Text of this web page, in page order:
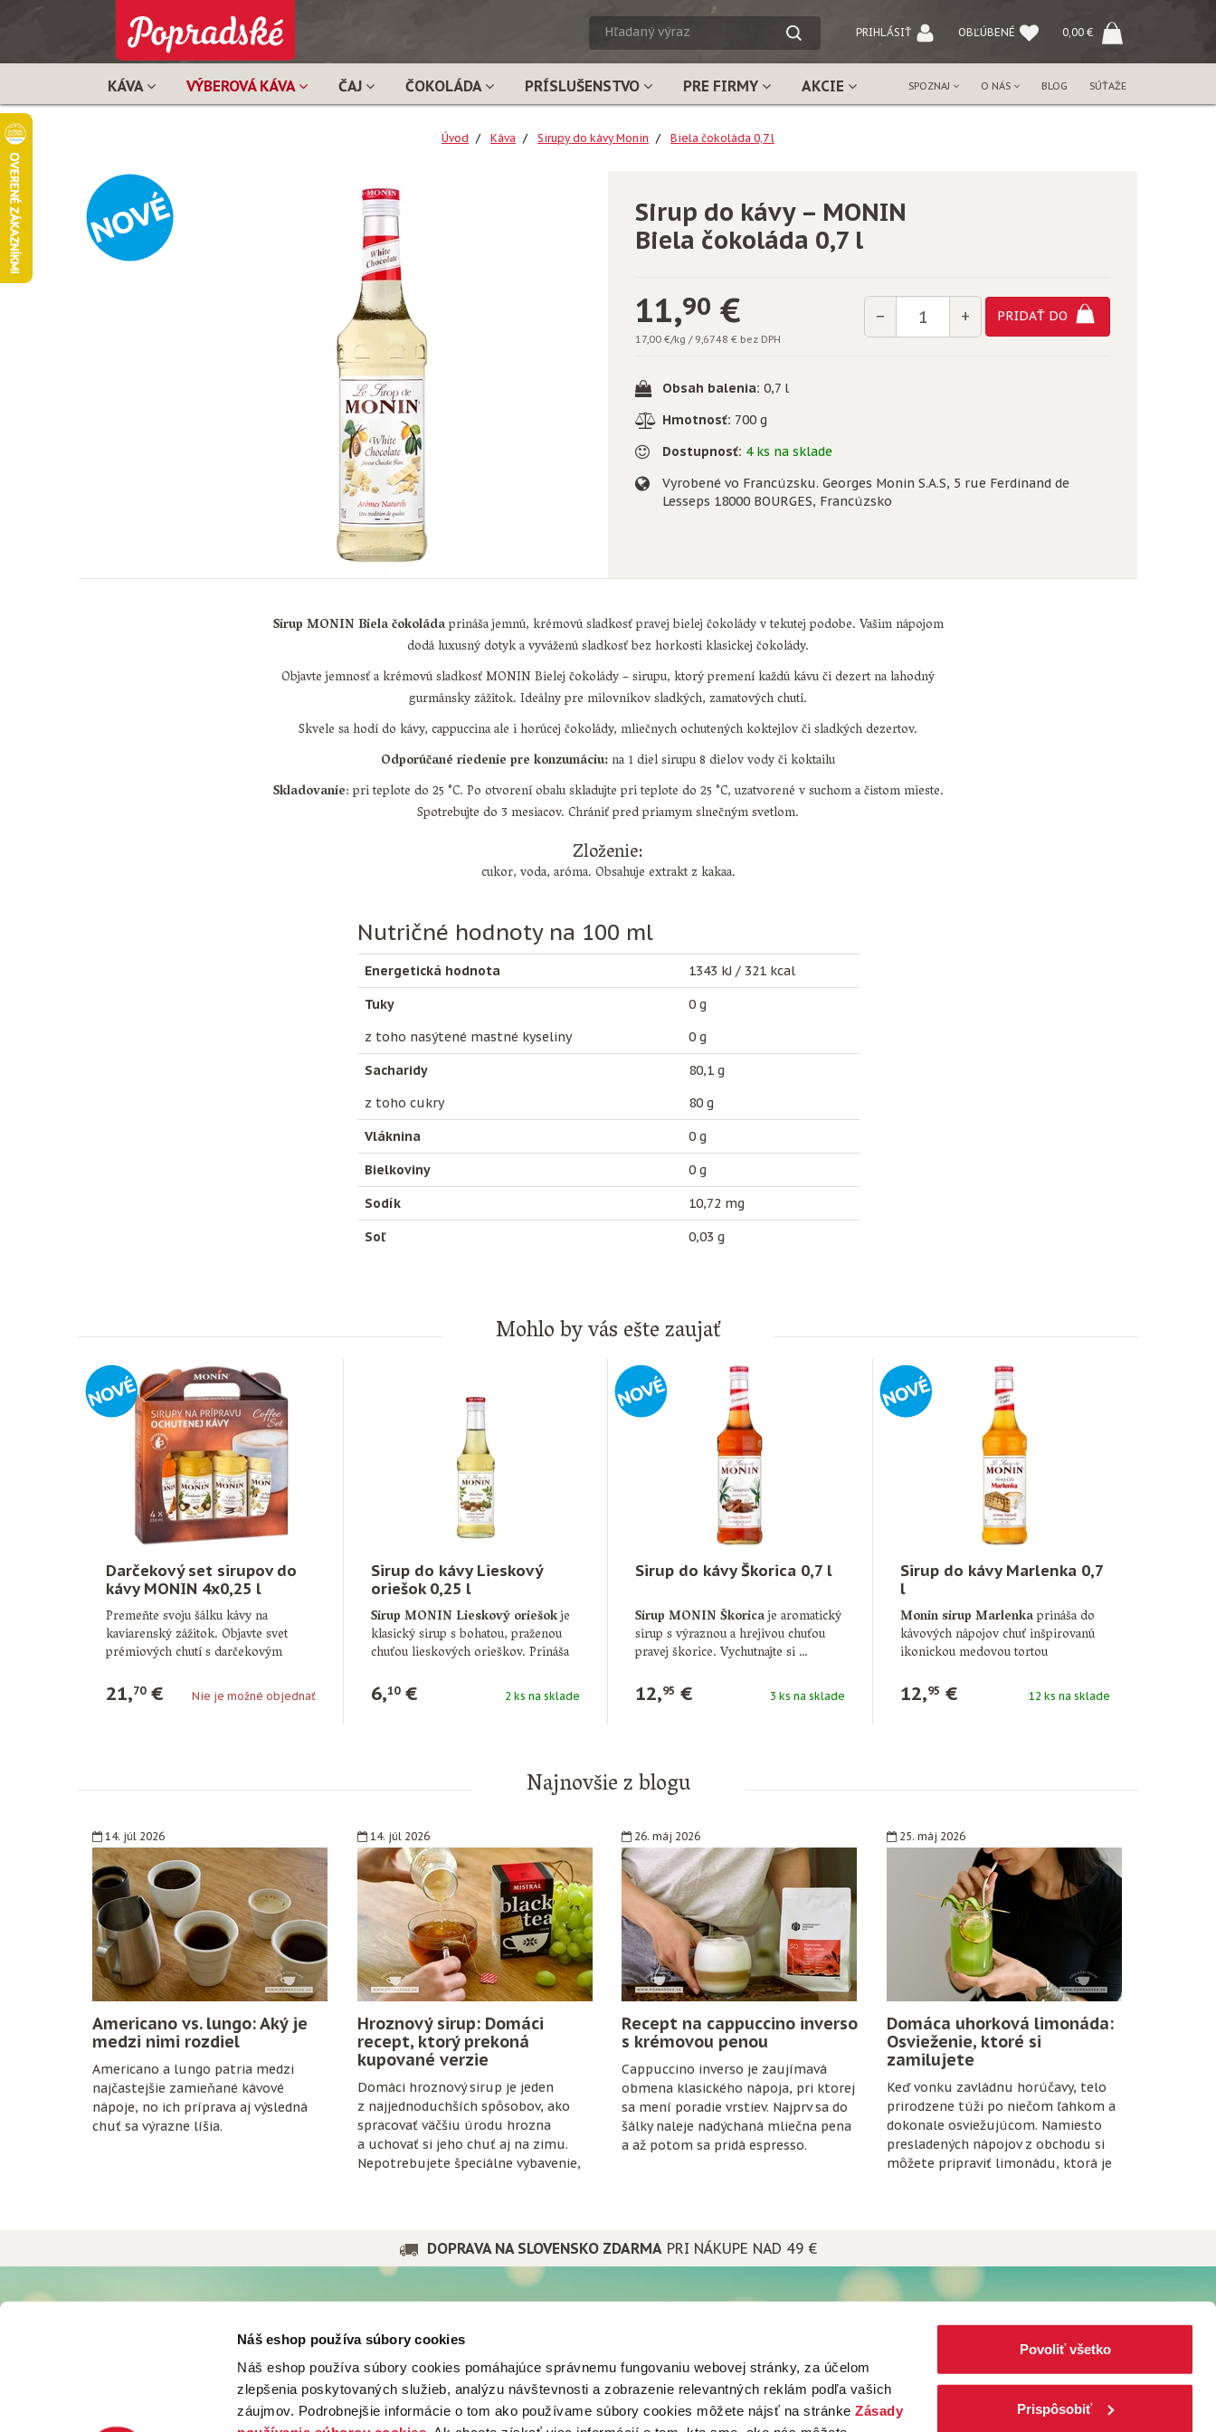
Náš eshop používa súbory cookies
Náš eshop používa súbory cookies pomáhajúce správnemu fungovaniu webovej stránky, za účelom
zlepšenia poskytovaných služieb, analýzu návštevnosti a zobrazenie relevantných reklám podľa vašich
záujmov. Podrobnejšie informácie o tom ako používame súbory cookies môžete nájsť na stránkeZásady
Povoliť všetko
Prispôsobiť
HĽADANÝ
VÝRAZ
PRIHLÁSIŤ OBĽÚBENÉ 0,00 €
KÁVA VÝBEROVÁ KÁVA ČAJ ČOKOLÁDA PRÍSLUŠENSTVO PRE FIRMY AKCIE SPOZNAJ O NÁS BLOG SÚŤAŽE
Úvod Káva Sirupy do kávy Monin Biela čokoláda 0,7 l
Sirup do kávy – MONIN
Biela čokoláda 0,7 l
11,90 €
17,00 €/kg / 9,6748 € bez DPH
−
Množstvo
+ PRIDAŤ DO
Obsah balenia: 0,7 l
Hmotnosť: 700 g
Dostupnosť: 4 ks na sklade
Vyrobené vo Francúzsku. Georges Monin S.A.S, 5 rue Ferdinand de
Lesseps 18000 BOURGES, Francúzsko
Sirup MONIN Biela čokoládaprináša jemnú, krémovú sladkosť pravej bielej čokolády v tekutej podobe. Vašim nápojom
dodá luxusný dotyk a vyváženú sladkosť bez horkosti klasickej čokolády.
Objavte jemnosť a krémovú sladkosť MONIN Bielej čokolády – sirupu, ktorý premení každú kávu či dezert na lahodný
gurmánsky zážitok. Ideálny pre milovníkov sladkých, zamatových chutí.
Skvele sa hodí do kávy, cappuccina ale i horúcej čokolády, mliečnych ochutených koktejlov či sladkých dezertov.
Odporúčané riedenie pre konzumáciu:na 1 diel sirupu 8 dielov vody či koktailu
Skladovanie: pri teplote do 25 °C. Po otvorení obalu skladujte pri teplote do 25 °C, uzatvorené v suchom a čistom mieste.
Spotrebujte do 3 mesiacov. Chrániť pred priamym slnečným svetlom.
Zloženie:
cukor, voda, aróma. Obsahuje extrakt z kakaa.
Nutričné hodnoty na 100 ml
Energetická hodnota 1343 kJ / 321 kcal
Tuky
0 g
z toho nasýtené mastné kyseliny
0 g
Sacharidy
80,1 g
z toho cukry
80 g
Vláknina 0 g
Bielkoviny 0 g
Sodík 10,72 mg
Soľ 0,03 g
Mohlo by vás ešte zaujať
Darčekový set sirupov do
kávy MONIN 4x0,25 l
Premeňte svoju šálku kávy na
kaviarenský zážitok. Objavte svet
prémiových chutí s darčekovým
21,70€ Nie je možné objednať
Sirup do kávy Lieskový
oriešok 0,25 l
Sirup MONIN Lieskový oriešokje
klasický sirup s bohatou, praženou
chuťou lieskových orieškov. Prináša
6,10€ 2 ks na sklade
Sirup do kávy Škorica 0,7 l
Sirup MONIN Škoricaje aromatický
sirup s výraznou a hrejivou chuťou
pravej škorice. Vychutnajte si …
12,95 € 3 ks na sklade
Sirup do kávy Marlenka 0,7
l
Monin sirup Marlenkaprináša do
kávových nápojov chuť inšpirovanú
ikonickou medovou tortou
12,95 € 12 ks na sklade
Najnovšie z blogu
14. júl 2026
Americano vs. lungo: Aký je
medzi nimi rozdiel
Americano a lungo patria medzi
najčastejšie zamieňané kávové
nápoje, no ich príprava aj výsledná
chuť sa výrazne líšia.
14. júl 2026
Hroznový sirup: Domáci
recept, ktorý prekoná
kupované verzie
Domáci hroznový sirup je jeden
z najjednoduchších spôsobov, ako
spracovať väčšiu úrodu hrozna
a uchovať si jeho chuť aj na zimu.
Nepotrebujete špeciálne vybavenie,
26. máj 2026
Recept na cappuccino inverso
s krémovou penou
Cappuccino inverso je zaujímavá
obmena klasického nápoja, pri ktorej
sa mení poradie vrstiev. Najprv sa do
šálky naleje nadýchaná mliečna pena
a až potom sa pridá espresso.
25. máj 2026
Domáca uhorková limonáda:
Osvieženie, ktoré si
zamilujete
Keď vonku zavládnu horúčavy, telo
prirodzene túži po niečom ľahkom a
dokonale osviežujúcom. Namiesto
presladených nápojov z obchodu si
môžete pripraviť limonádu, ktorá je
DOPRAVA NA SLOVENSKO ZDARMAPRI NÁKUPE NAD 49 €
Možnosti a ceny doručenia
História spoločnosti
Firma dnes
Podniková predajňa
Svet kávy
Mistral tea
Popradská káva
Popradské
Prihláste sa do Newslettera plného
a noviniek zo sveta Popradské!